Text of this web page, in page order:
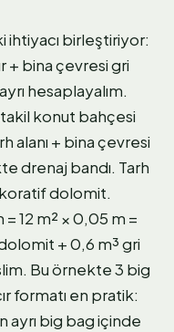
ihtiyacı birleştiriyor:
+ bina çevresi gri
hesaplayalım.
konut bahçesi
alanı + bina çevresi
drenaj bandı. Tarh
dolomit.
12 m² × 0,05 m =
+ 0,6 m³ gri
Bu örnekte 3 big
formatı en pratik:
ayrı big bag içinde